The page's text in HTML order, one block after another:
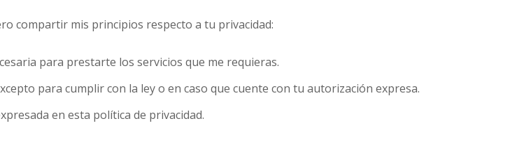
compartir mis principios respecto a tu privacidad:
para prestarte los servicios que me requieras.
para cumplir con la ley o en caso que cuente con tu autorización expresa.
en esta política de privacidad.